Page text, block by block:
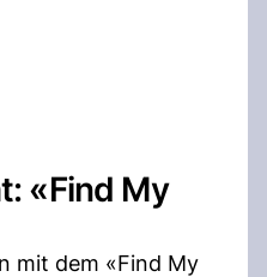
«Find My
mit dem «Find My